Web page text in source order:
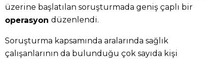
üzerine başlatılan soruşturmada geniş çaplı bir
operasyon düzenlendi.
Soruşturma kapsamında aralarında sağlık
çalışanlarının da bulunduğu çok sayıda kişi